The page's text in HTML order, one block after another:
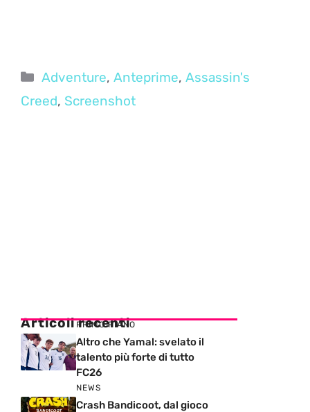
Categorie
Adventure,Anteprime,Assassin's
Creed, Screenshot
Articoli recenti
PRIMO PIANO
Altro che Yamal: svelato il
talento più forte di tutto
FC26
NEWS
Crash Bandicoot, dal gioco